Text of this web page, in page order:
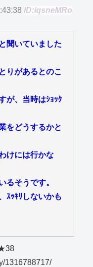
ID:iqsneMRo
聞いていました
りがあるとのこ
が、当時はｼｮｯｸ
をどうするかと
けには行かな
るそうです。
ｽｯｷﾘしないかも
1316788717/